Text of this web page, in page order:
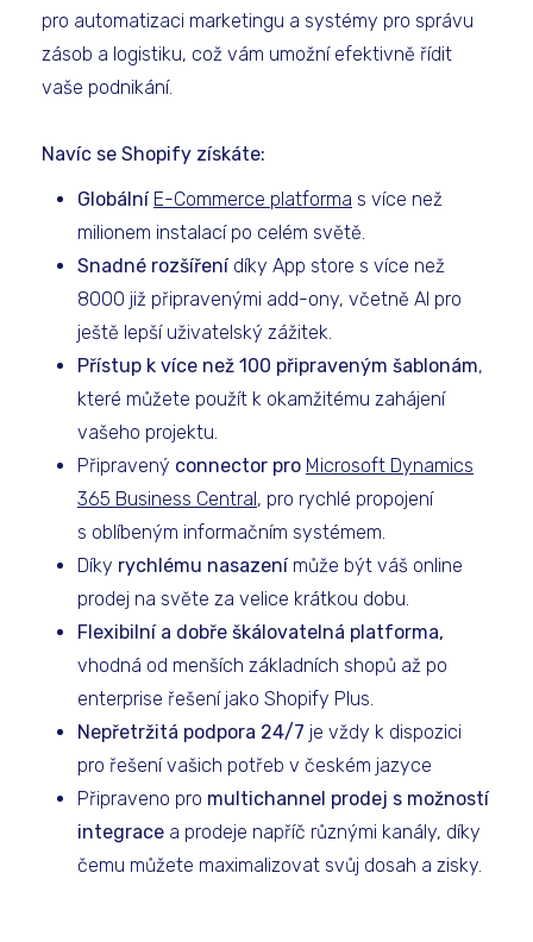
pro automatizaci marketingu a systémy pro správu
zásob a logistiku, což vám umožní efektivně řídit
vaše podnikání.
Navíc se Shopify získáte:
Globální E-Commerce platforma s více než
milionem instalací po celém světě.
Snadné rozšíření díky App store s více než
8000 již připravenými add-ony, včetně AI pro
ještě lepší uživatelský zážitek.
Přístup k více než 100 připraveným šablonám,
které můžete použít k okamžitému zahájení
vašeho projektu.
Připravený connector pro Microsoft Dynamics
365 Business Central, pro rychlé propojení
s oblíbeným informačním systémem.
Díky rychlému nasazení může být váš online
prodej na světe za velice krátkou dobu.
Flexibilní a dobře škálovatelná platforma,
vhodná od menších základních shopů až po
enterprise řešení jako Shopify Plus.
Nepřetržitá podpora 24/7 je vždy k dispozici
pro řešení vašich potřeb v českém jazyce
Připraveno pro multichannel prodej s možností
integrace a prodeje napříč různými kanály, díky
čemu můžete maximalizovat svůj dosah a zisky.